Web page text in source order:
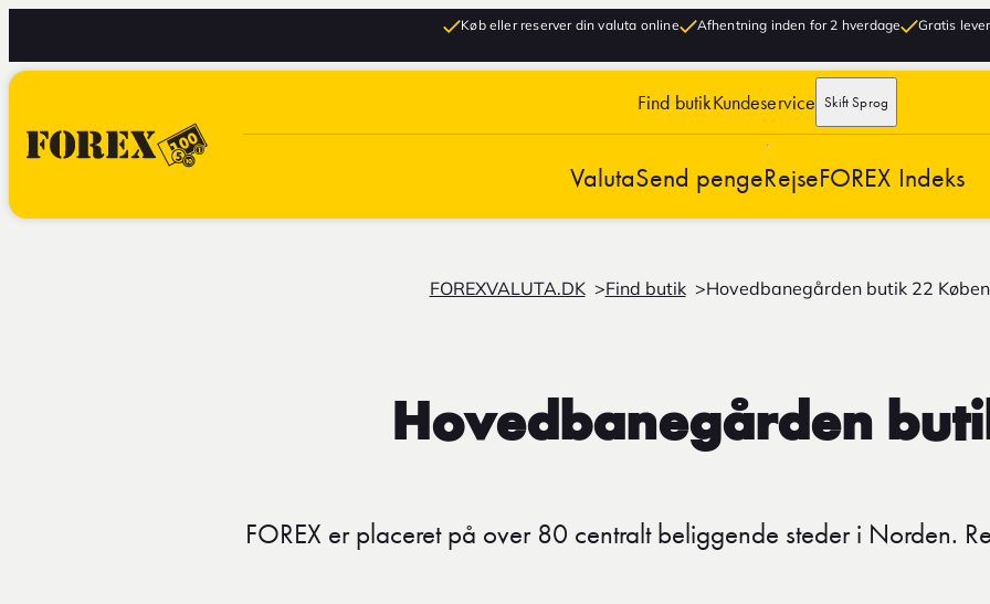
Køb eller reserver din valuta online Afhentning inden for 2 hverdage Gratis
Find butikKundeservice Skift Sprog
ValutaSend pengeRejseFOREX Indeks
FOREXVALUTA.DK Find butik Hovedbanegården butik 22
Hovedbanegården
FOREX er placeret på over 80 centralt beliggende steder i Norden.